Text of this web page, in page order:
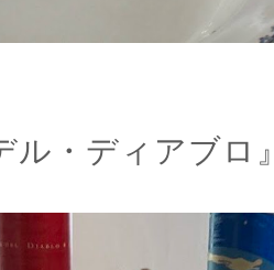
ル・ディアブロ